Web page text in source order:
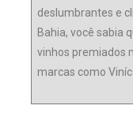
deslumbrantes e
Bahia, você sabia
vinhos premiados
marcas como